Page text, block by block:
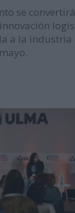
se
a la